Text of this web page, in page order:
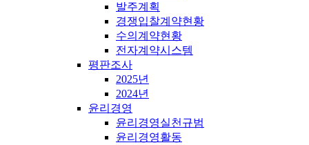
발주계획
경쟁입찰계약현황
수의계약현황
전자계약시스템
평판조사
2025년
2024년
윤리경영
윤리경영실천규범
윤리경영활동